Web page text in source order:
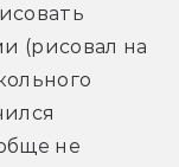
(рисовал на
не